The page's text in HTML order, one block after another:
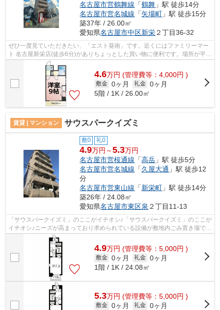
名古屋市営鶴舞線 「鶴舞 」駅 徒歩14分
名古屋市営名城線 「矢場町 」駅 徒歩15分
築37年 / 26.00㎡
愛知県名古屋市中区新栄２丁目36-32
ぜひ一度見ていただきたい、「エスト葵南」です。近くにはファミリーマー
ト 名古屋新栄店(徒歩6分)がありちょっとした買い物に便利です。場所が平坦
なのは、ランニングをする上で抑え...
4.6万円 (管理費等：4,000円 )
敷金 0ヶ月 礼金 0ヶ月
5階 / 1K / 26.00㎡
賃貸 | マンション サウスパークイズミ
敷0 礼0
4.9万円～5.3万円
名古屋市営桜通線 「高岳 」駅 徒歩5分
名古屋市営名城線 「久屋大通 」駅 徒歩12
分
名古屋市営東山線 「新栄町 」駅 徒歩14分
築26年 / 24.08㎡
愛知県名古屋市東区泉 ２丁目11-13
「サウスパークイズミ」のここがイチオシ♪「サウスパークイズミ」のここが
イチオシ♪ニーズが高まっており求められている設備が敷地内ごみ置き場です
♪場所が平坦なのは、ランニングをす...
4.9万円 (管理費等：5,000円 )
敷金 0ヶ月 礼金 0ヶ月
1階 / 1K / 24.08㎡
5.3万円 (管理費等：5,000円 )
敷金 0ヶ月 礼金 0ヶ月